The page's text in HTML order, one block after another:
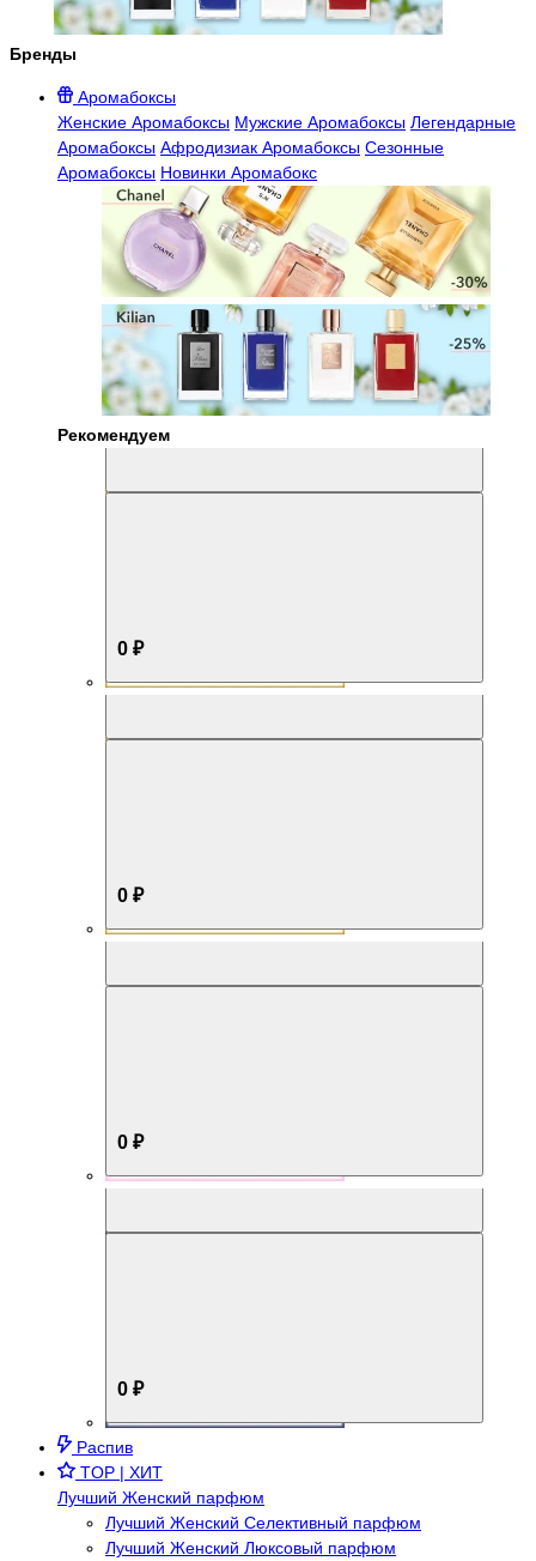
Бренды
Аромабоксы
Женские Аромабоксы Мужские Аромабоксы Легендарные
Аромабоксы Афродизиак Аромабоксы Сезонные
Аромабоксы Новинки Аромабокс
Рекомендуем
0 ₽
0 ₽
0 ₽
0 ₽
Распив
TOP | ХИТ
Лучший Женский парфюм
Лучший Женский Селективный парфюм
Лучший Женский Люксовый парфюм